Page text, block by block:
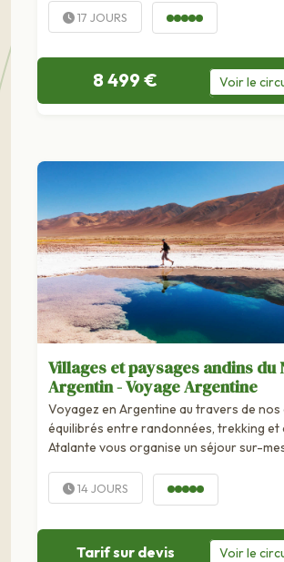
17 JOURS
8 499 € Voirle
Villages et paysages andins du
Argentin - Voyage Argentine
Voyagez en Argentine au travers de nos
équilibrés entre randonnées, trekking et
Atalante vous organise un séjour sur-
14 JOURS
Tarif sur devis Voirle